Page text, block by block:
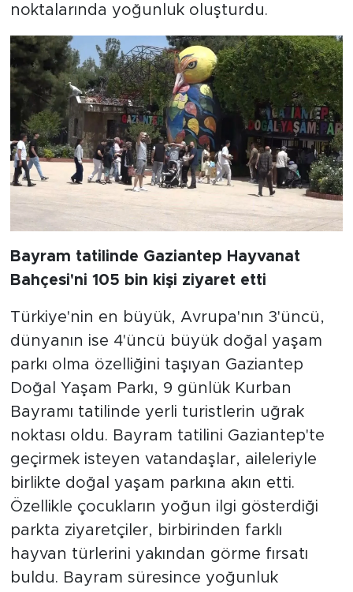
noktalarında yoğunluk oluşturdu.
Bayram tatilinde Gaziantep Hayvanat
Bahçesi'ni 105 bin kişi ziyaret etti
Türkiye'nin en büyük, Avrupa'nın 3'üncü,
dünyanın ise 4'üncü büyük doğal yaşam
parkı olma özelliğini taşıyan Gaziantep
Doğal Yaşam Parkı, 9 günlük Kurban
Bayramı tatilinde yerli turistlerin uğrak
noktası oldu. Bayram tatilini Gaziantep'te
geçirmek isteyen vatandaşlar, aileleriyle
birlikte doğal yaşam parkına akın etti.
Özellikle çocukların yoğun ilgi gösterdiği
parkta ziyaretçiler, birbirinden farklı
hayvan türlerini yakından görme fırsatı
buldu. Bayram süresince yoğunluk